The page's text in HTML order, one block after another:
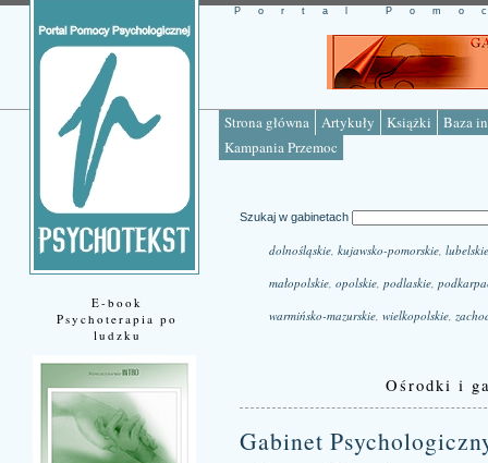
Strona główna Artykuły Książki
Baza
Kampania Przemoc
Portal
E-book
Psychoterapia po
ludzku
Szukaj w gabinetach
dolnośląskie, kujawsko-pomorskie, lubelskie
małopolskie, opolskie, podlaskie,
warmińsko-mazurskie, wielkopolskie,
Ośrodki i
Gabinet